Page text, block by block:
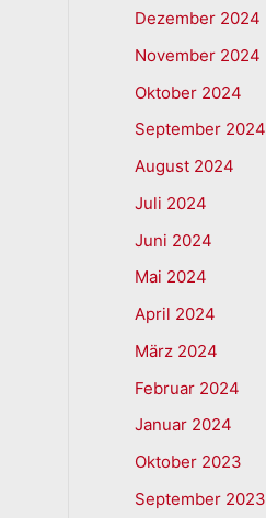
Dezember 2024
November 2024
Oktober 2024
September 2024
August 2024
Juli 2024
Juni 2024
Mai 2024
April 2024
März 2024
Februar 2024
Januar 2024
Oktober 2023
September 2023